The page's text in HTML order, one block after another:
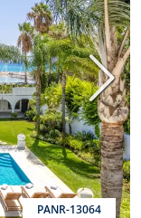
PANR-13064